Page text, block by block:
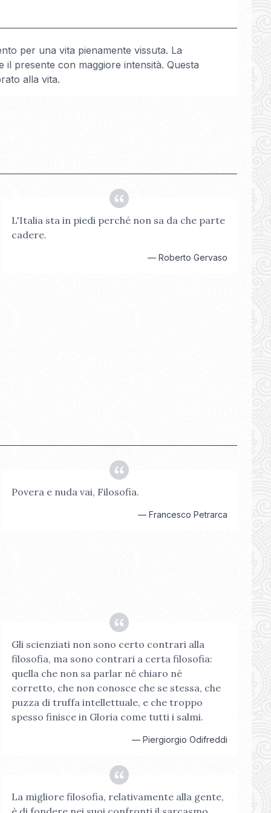
per una vita pienamente vissuta. La
presente con maggiore intensità. Questa
alla vita.
L'Italia sta in piedi perché non sa da che parte
cadere.
— Roberto Gervaso
Povera e nuda vai, Filosofia.
— Francesco Petrarca
Gli scienziati non sono certo contrari alla
filosofia, ma sono contrari a certa filosofia:
quella che non sa parlar né chiaro né
corretto, che non conosce che se stessa, che
puzza di truffa intellettuale, e che troppo
spesso finisce in Gloria come tutti i salmi.
— Piergiorgio Odifreddi
La migliore filosofia, relativamente alla gente,